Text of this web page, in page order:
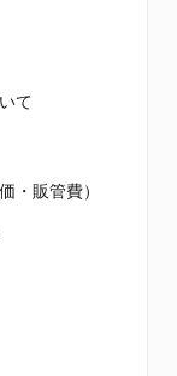
て
・販管費）